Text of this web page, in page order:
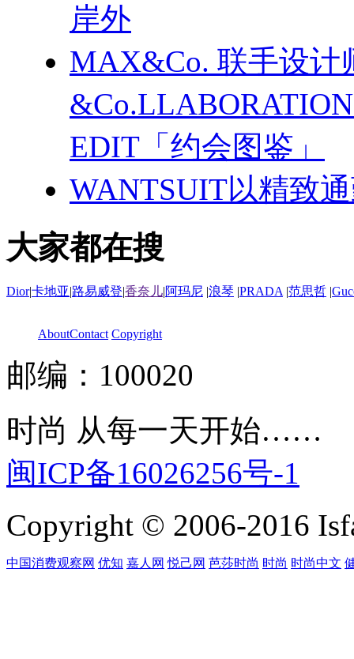
岸外
MAX&Co. 联手设计
EDIT「约会图鉴」
WANTSUIT以精致
大家都在搜
Dior|卡地亚|路易威登|香奈儿|阿玛尼 |浪琴 |PRADA |范思哲 |
AboutContact Copyright
邮编：100020
时尚 从每一天开始……
闽ICP备16026256号-1
Copyright © 2006-2016
中国消费观察网 优知 嘉人网 悦己网 芭莎时尚 时尚 时尚中文